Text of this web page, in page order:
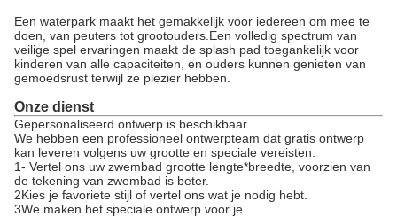
Een waterpark maakt het gemakkelijk voor iedereen om mee te
doen, van peuters tot grootouders.Een volledig spectrum van
veilige spel ervaringen maakt de splash pad toegankelijk voor
kinderen van alle capaciteiten, en ouders kunnen genieten van
gemoedsrust terwijl ze plezier hebben.
Onze dienst
Gepersonaliseerd ontwerp is beschikbaar
We hebben een professioneel ontwerpteam dat gratis ontwerp
kan leveren volgens uw grootte en speciale vereisten.
1- Vertel ons uw zwembad grootte lengte*breedte, voorzien van
de tekening van zwembad is beter.
2Kies je favoriete stijl of vertel ons wat je nodig hebt.
3We maken het speciale ontwerp voor je.